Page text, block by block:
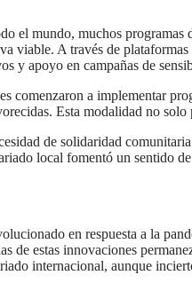
el mundo, muchos
viable. A través de
y apoyo en campañas de
comenzaron a implementar
Esta modalidad no
de solidaridad
local fomentó un sentido
en respuesta a la
de estas innovaciones
internacional, aunque